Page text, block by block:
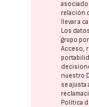
relación
llevar a
Los
grupo
Acceso,
nuestro
se ajusta
Política